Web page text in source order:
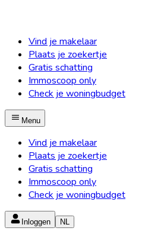
Vind je makelaar
Plaats je zoekertje
Gratis schatting
Immoscoop only
Check je woningbudget
Menu
Vind je makelaar
Plaats je zoekertje
Gratis schatting
Immoscoop only
Check je woningbudget
Inloggen NL